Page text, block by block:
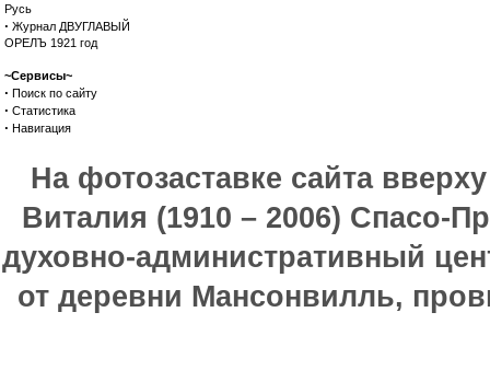
Русь
· Журнал ДВУГЛАВЫЙ
ОРЕЛЪ 1921 год
~Сервисы~
· Поиск по сайту
· Статистика
· Навигация
На фотозаставке сайта
Виталия (1910 – 2006) Спасо-
духовно-административный
от деревни Мансонвилль,